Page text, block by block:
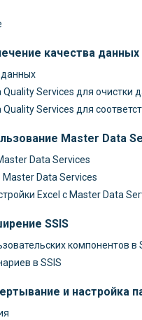
качества данных
данных
Quality Services для очистки
Services для
Master Data
Data Services
Data Services
Excel с Master Data
SSIS
компонентов в
в SSIS
и настройка